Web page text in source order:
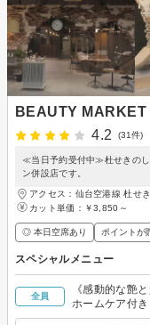
BEAUTY
4.2
(31件)
≪当日予約受付中≫杜せきのし
ン併設店です。
アクセス：仙台空港線 杜せ
カット単価： ￥3,850～
◎ 本日空席あり ポイントが
スペシャルメニュー
全員
《感動的な艶
ホームケア付